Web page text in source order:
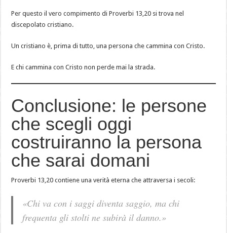
Per questo il vero compimento di Proverbi 13,20 si trova nel
discepolato cristiano.
Un cristiano è, prima di tutto, una persona che cammina con Cristo.
E chi cammina con Cristo non perde mai la strada.
Conclusione: le persone
che scegli oggi
costruiranno la persona
che sarai domani
Proverbi 13,20 contiene una verità eterna che attraversa i secoli:
«Chi va con i saggi diventa saggio, ma chi
frequenta gli stolti ne subirà il danno.»